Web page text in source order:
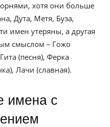
хотя они больше
Дута, Метя, Буза,
имен утеряны, а другая
смыслом – Гожо
(песня), Ферка
Лачи (славная).
имена с